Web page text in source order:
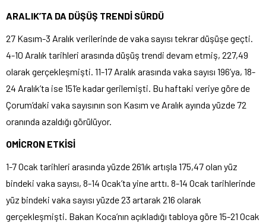
ARALIK’TA DA DÜŞÜŞ TRENDİ SÜRDÜ
27 Kasım-3 Aralık verilerinde de vaka sayısı tekrar düşüşe geçti.
4-10 Aralık tarihleri arasında düşüş trendi devam etmiş, 227,49
olarak gerçekleşmişti. 11-17 Aralık arasında vaka sayısı 196’ya, 18-
24 Aralık’ta ise 151’e kadar gerilemişti. Bu haftaki veriye göre de
Çorum’daki vaka sayısının son Kasım ve Aralık ayında yüzde 72
oranında azaldığı görülüyor.
OMİCRON ETKİSİ
1-7 Ocak tarihleri arasında yüzde 26’lık artışla 175,47 olan yüz
bindeki vaka sayısı, 8-14 Ocak’ta yine arttı. 8-14 Ocak tarihlerinde
yüz bindeki vaka sayısı yüzde 23 artarak 216 olarak
gerçekleşmişti. Bakan Koca’nın açıkladığı tabloya göre 15-21 Ocak